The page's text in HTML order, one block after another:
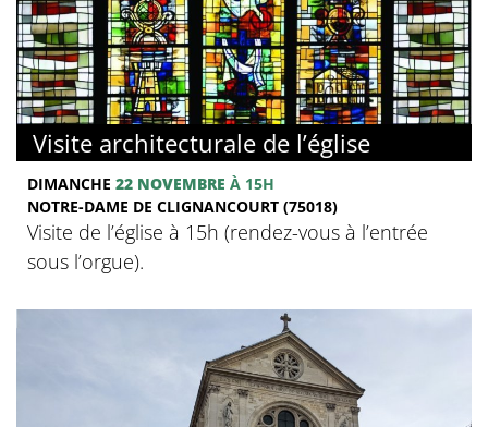
Visite architecturale de l’église
DIMANCHE 22 NOVEMBRE À 15H
NOTRE-DAME DE CLIGNANCOURT (75018)
Visite de l’église à 15h (rendez-vous à l’entrée
sous l’orgue).